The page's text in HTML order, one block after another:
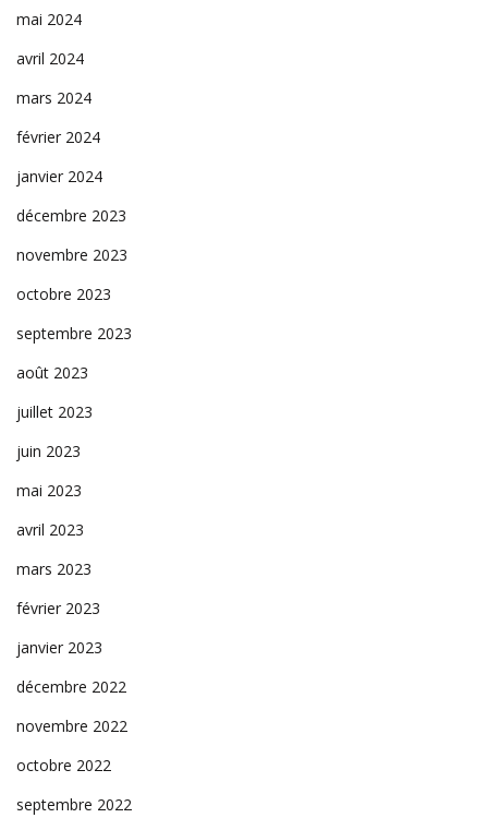
mai 2024
avril 2024
mars 2024
février 2024
janvier 2024
décembre 2023
novembre 2023
octobre 2023
septembre 2023
août 2023
juillet 2023
juin 2023
mai 2023
avril 2023
mars 2023
février 2023
janvier 2023
décembre 2022
novembre 2022
octobre 2022
septembre 2022